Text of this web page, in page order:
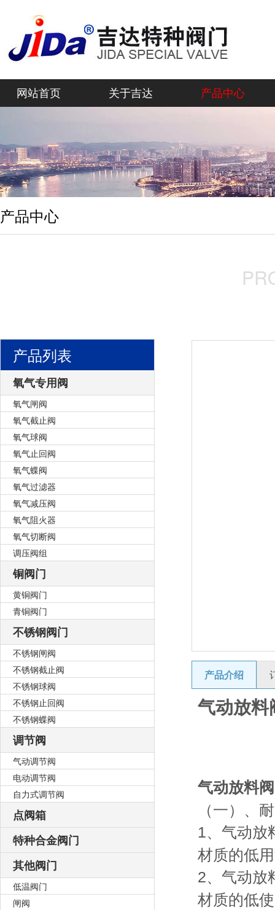
网站首页 关于吉达 产品中心
产品中心
产品列表
氧气专用阀
氧气闸阀
氧气截止阀
氧气球阀
氧气止回阀
氧气蝶阀
氧气过滤器
氧气减压阀
氧气阻火器
氧气切断阀
调压阀组
铜阀门
黄铜阀门
青铜阀门
不锈钢阀门
不锈钢闸阀
不锈钢截止阀
不锈钢球阀
不锈钢止回阀
不锈钢蝶阀
调节阀
气动调节阀
电动调节阀
自力式调节阀
点阀箱
特种合金阀门
其他阀门
低温阀门
闸阀
产品介绍
气动放料
气动放料阀
（一）、
1、 气动放
材质的低
2、 气动放
材质的低